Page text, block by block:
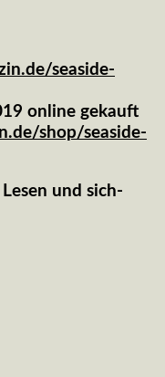
seaside-
online gekauft
shop/seaside-
und sich-